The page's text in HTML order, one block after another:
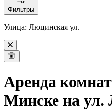
Фильтры
Улица: Люцинская ул.
Аренда
Минске на ул.